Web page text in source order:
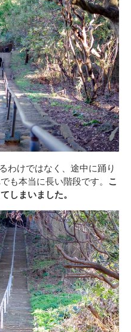
わけではなく、途中に踊り
も本当に長い階段です。 こ
しまいました。